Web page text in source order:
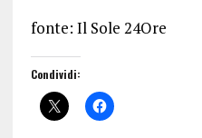
fonte: Il Sole 24Ore
Condividi: